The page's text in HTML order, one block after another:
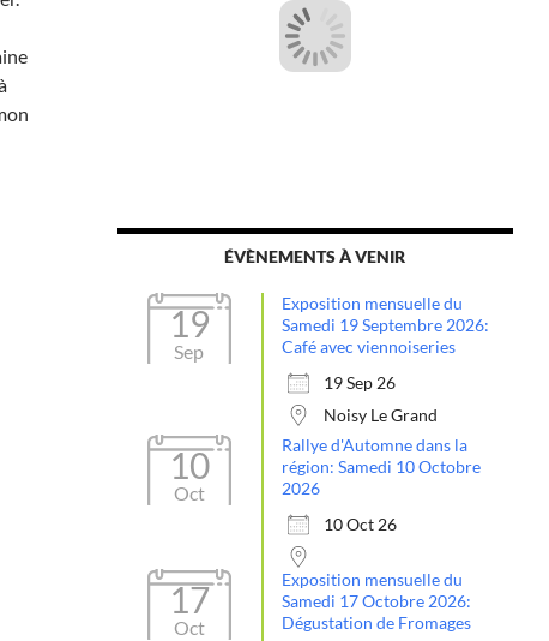
ÉVÈNEMENTS À VENIR
19
Sep
Exposition mensuelle du
Samedi 19 Septembre 2026:
Café avec viennoiseries
19 Sep 26
Noisy Le Grand
10
Oct
Rallye d'Automne dans la
région: Samedi 10 Octobre
2026
10 Oct 26
17
Oct
Exposition mensuelle du
Samedi 17 Octobre 2026:
Dégustation de Fromages